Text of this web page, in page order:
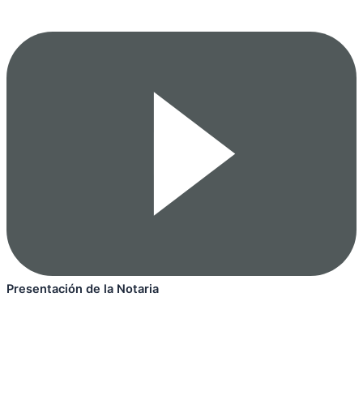
Presentación de la Notaria